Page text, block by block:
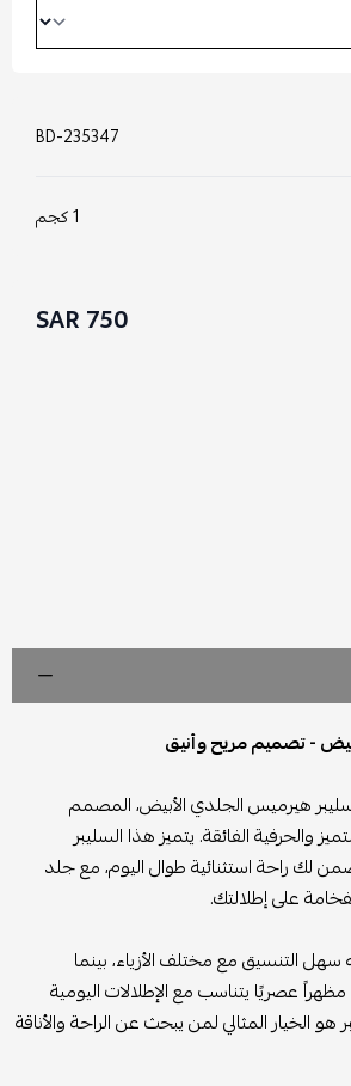
BD-235347
1 كجم
750 SAR
- تصميم مريح وأنيق
سليبر هيرميس الجلدي الأبيض، المصمم
والحرفية الفائقة. يتميز هذا السليبر
لك راحة استثنائية طوال اليوم، مع جلد
على إطلالتك.
سهل التنسيق مع مختلف الأزياء، بينما
عصريًا يتناسب مع الإطلالات اليومية
هو الخيار المثالي لمن يبحث عن الراحة والأناقة